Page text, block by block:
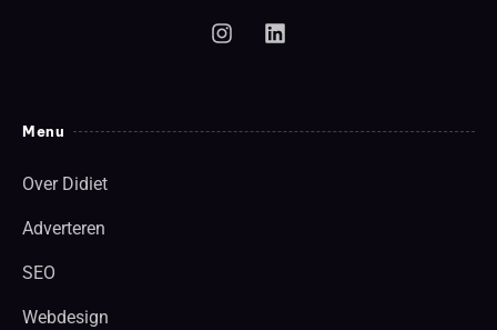
Menu
Over Didiet
Adverteren
SEO
Webdesign